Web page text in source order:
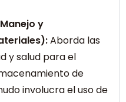
y
Aborda las
y salud para el
de
involucra el uso de